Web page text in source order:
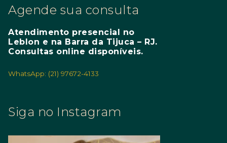
Agende sua consulta
Atendimento presencial no
Leblon e na Barra da Tijuca – RJ.
Consultas online disponíveis.
WhatsApp: (21) 97672-4133
Siga no Instagram